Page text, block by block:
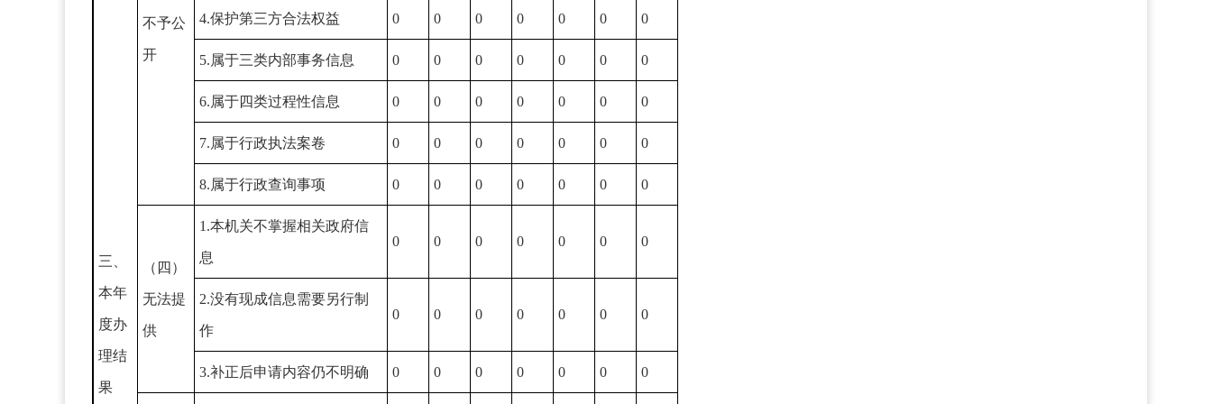
三、
本年
度办
理结
果
不予公
开
4.保护第三方合法权益 0 0 0 0 0 0 0
5.属于三类内部事务信息 0 0 0 0 0 0 0
6.属于四类过程性信息 0 0 0 0 0 0 0
7.属于行政执法案卷 0 0 0 0 0 0 0
8.属于行政查询事项 0 0 0 0 0 0 0
（四）
无法提
供
1.本机关不掌握相关政府信
息
0 0 0 0 0 0 0
2.没有现成信息需要另行制
作
0 0 0 0 0 0 0
3.补正后申请内容仍不明确 0 0 0 0 0 0 0